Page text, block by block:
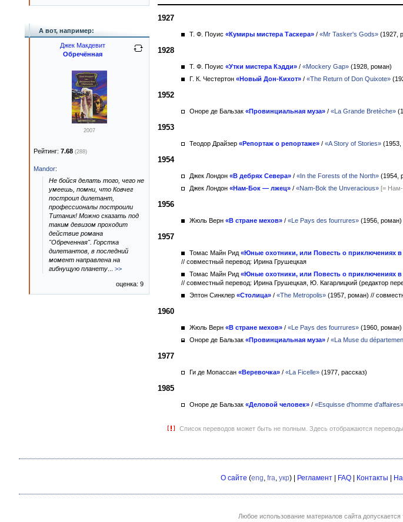
1927
Т. Ф. Поуис «Кумиры мистера Таскера» / «Mr Tasker's Gods» (1927,
1928
Т. Ф. Поуис «Утки мистера Кэдди» / «Mockery Gap» (1928, роман)
Г. К. Честертон «Новый Дон-Кихот» / «The Return of Don Quixote»
1952
Оноре де Бальзак «Провинциальная муза» / «La Grande Bretèche»
1953
Теодор Драйзер «Репортаж о репортаже» / «A Story of Stories» (1953,
1954
Джек Лондон «В дебрях Севера» / «In the Forests of the North» (1954,
Джек Лондон «Нам-Бок — лжец» / «Nam-Bok the Unveracious» [=
1956
Жюль Верн «В стране мехов» / «Le Pays des fourrures» (1956, роман)
1957
Томас Майн Рид «Юные охотники, или Повесть о приключениях
// совместный перевод: Ирина Грушецкая
Томас Майн Рид «Юные охотники, или Повесть о приключениях
// совместный перевод: Ирина Грушецкая, Ю. Кагарлицкий (редактор
Эптон Синклер «Столица» / «The Metropolis» (1957, роман) //
1960
Жюль Верн «В стране мехов» / «Le Pays des fourrures» (1960, роман)
Оноре де Бальзак «Провинциальная муза» / «La Muse du
1977
Ги де Мопассан «Веревочка» / «La Ficelle» (1977, рассказ)
1985
Оноре де Бальзак «Деловой человек» / «Esquisse d'homme d'affaires»
Список переводов может быть не полным. Здесь отображаются
А вот, например:
Джек Макдевит
Обречённая
2007
Рейтинг: 7.68 (288)
Mandor:
Не бойся делать того, чего не
умеешь, помни, что Ковчег
построил дилетант,
профессионалы построили
Титаник! Можно сказать под
таким девизом проходит
действие романа
"Обреченная". Горстка
дилетантов, в последний
момент направлена на
гибнущую планету
>>
оценка: 9
О сайте (eng, fra, укр) | Регламент FAQ Контакты
Любое использование материалов сайта